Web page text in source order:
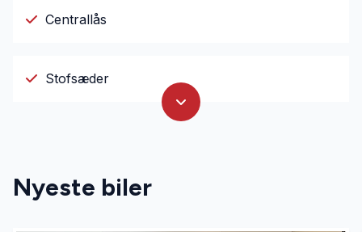
Centrallås
Stofsæder
Nyeste biler